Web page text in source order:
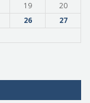
19
20
26
27